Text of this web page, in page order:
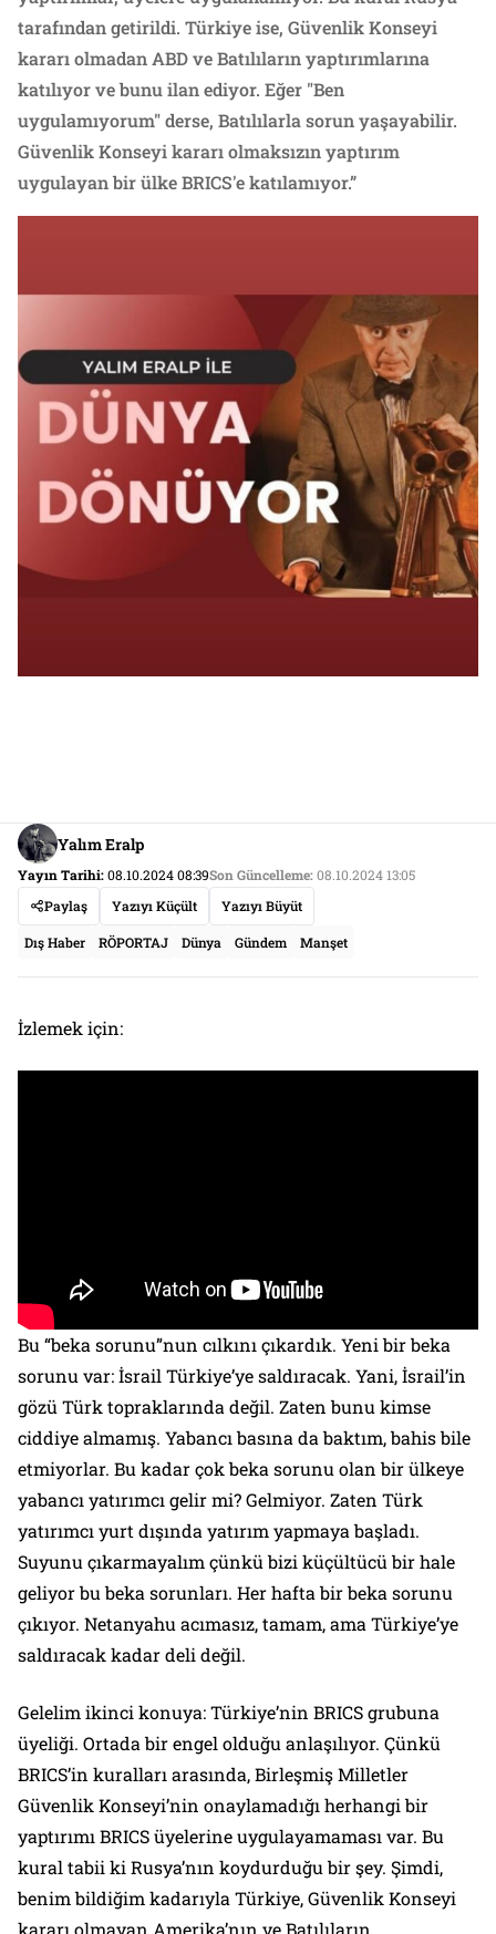
tarafından getirildi. Türkiye ise, Güvenlik Konseyi
kararı olmadan ABD ve Batılıların yaptırımlarına
katılıyor ve bunu ilan ediyor. Eğer "Ben
uygulamıyorum" derse, Batılılarla sorun yaşayabilir.
Güvenlik Konseyi kararı olmaksızın yaptırım
uygulayan bir ülke BRICS'e katılamıyor.”
Yalım Eralp
Yayın Tarihi:08.10.2024 08:39Son Güncelleme:08.10.2024 13:05
Paylaş
Yazıyı Küçült Yazıyı Büyüt
Dış Haber RÖPORTAJ Dünya Gündem Manşet
İzlemek için:
Bu “beka sorunu”nun cılkını çıkardık. Yeni bir beka
sorunu var: İsrail Türkiye’ye saldıracak. Yani, İsrail’in
gözü Türk topraklarında değil. Zaten bunu kimse
ciddiye almamış. Yabancı basına da baktım, bahis bile
etmiyorlar. Bu kadar çok beka sorunu olan bir ülkeye
yabancı yatırımcı gelir mi? Gelmiyor. Zaten Türk
yatırımcı yurt dışında yatırım yapmaya başladı.
Suyunu çıkarmayalım çünkü bizi küçültücü bir hale
geliyor bu beka sorunları. Her hafta bir beka sorunu
çıkıyor. Netanyahu acımasız, tamam, ama Türkiye’ye
saldıracak kadar deli değil.
Gelelim ikinci konuya: Türkiye’nin BRICS grubuna
üyeliği. Ortada bir engel olduğu anlaşılıyor. Çünkü
BRICS’in kuralları arasında, Birleşmiş Milletler
Güvenlik Konseyi’nin onaylamadığı herhangi bir
yaptırımı BRICS üyelerine uygulayamaması var. Bu
kural tabii ki Rusya’nın koydurduğu bir şey. Şimdi,
benim bildiğim kadarıyla Türkiye, Güvenlik Konseyi
kararı olmayan Amerika’nın ve Batılıların